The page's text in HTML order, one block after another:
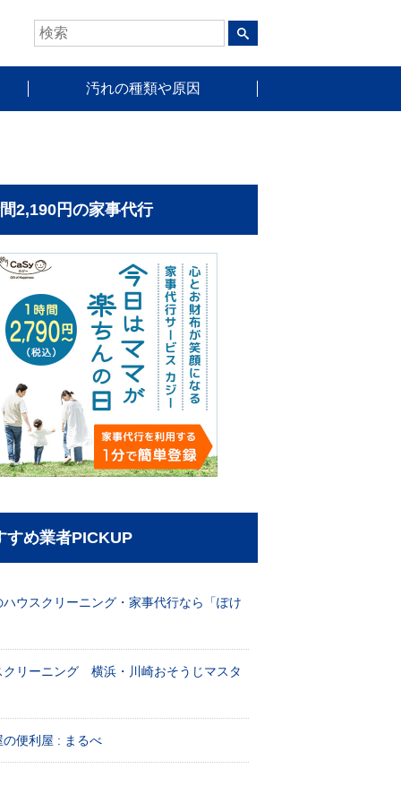
汚れの種類や原因
2,190円の家事代行
すめ業者PICKUP
ハウスクリーニング・家事代行なら「ぽけ
クリーニング 横浜・川崎おそうじマスタ
の便利屋 : まるべ